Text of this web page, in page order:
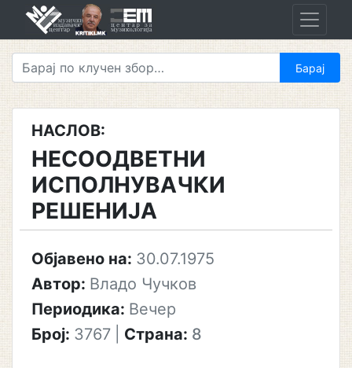
НАСЛОВ:
НЕСООДВЕТНИ
ИСПОЛНУВАЧКИ
РЕШЕНИЈА
Објавено на: 30.07.1975
Автор: Владо Чучков
Периодика: Вечер
Број: 3767 Страна: 8